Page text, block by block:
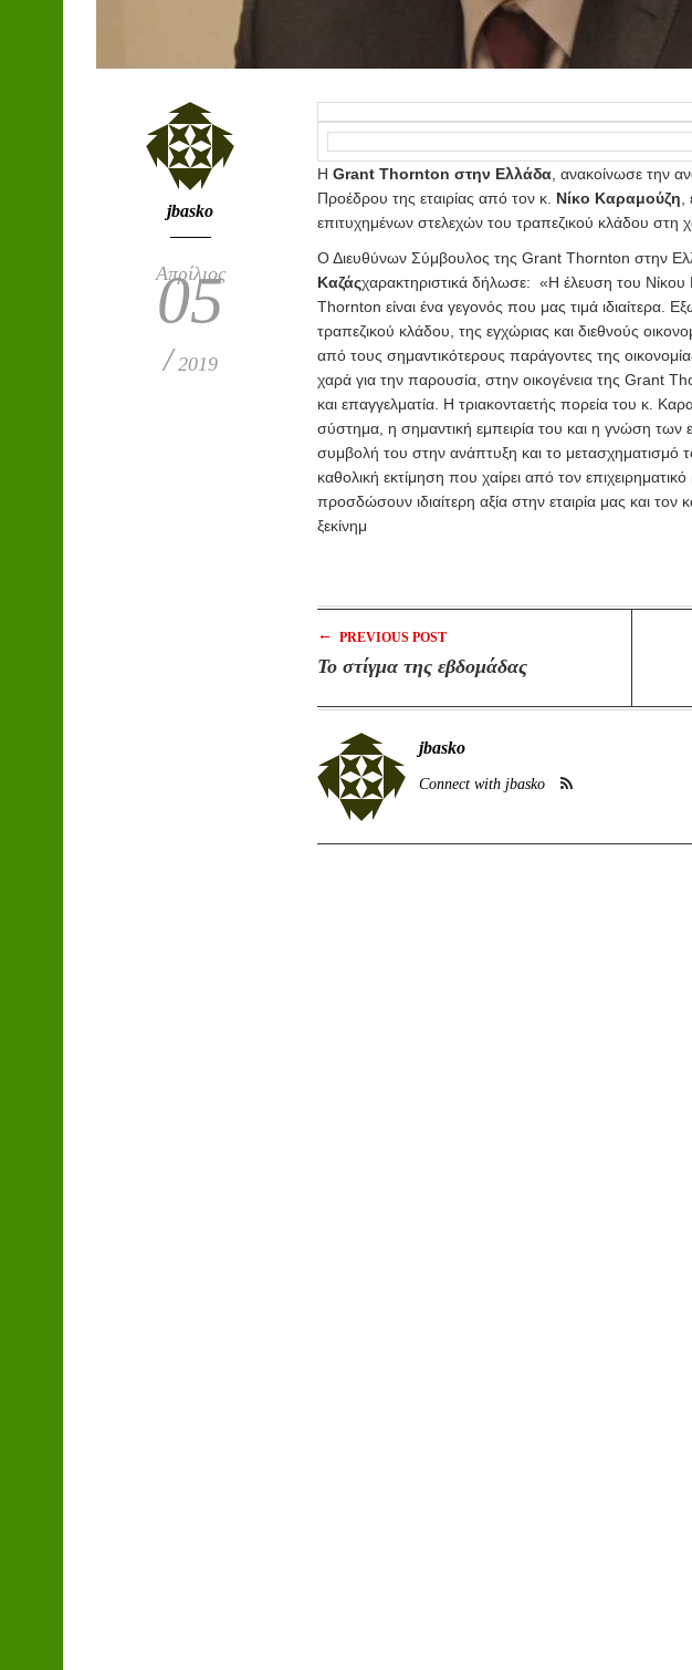
jbasko
Απρίλιος
05
/ 2019
Η Grant Thornton στην Ελλάδα, ανακοίνωσε την
Προέδρου της εταιρίας από τον κ. Νίκο Καραμούζη,
επιτυχημένων στελεχών του τραπεζικού κλάδου στη
Ο Διευθύνων Σύμβουλος της Grant Thornton στην
Καζάςχαρακτηριστικά δήλωσε: «Η έλευση του
Thornton είναι ένα γεγονός που μας τιμά ιδιαίτερα.
τραπεζικού κλάδου, της εγχώριας και διεθνούς
από τους σημαντικότερους παράγοντες της
χαρά για την παρουσία, στην οικογένεια της Grant
και επαγγελματία. Η τριακονταετής πορεία του κ.
σύστημα, η σημαντική εμπειρία του και η γνώση των
συμβολή του στην ανάπτυξη και το μετασχηματισμό
καθολική εκτίμηση που χαίρει από τον
προσδώσουν ιδιαίτερη αξία στην εταιρία μας και
ξεκίνημ
← PREVIOUS POST
Το στίγμα της εβδομάδας
jbasko
Connect with jbasko